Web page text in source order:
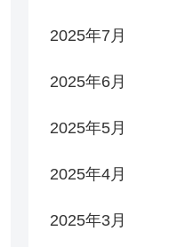
2025年7月
2025年6月
2025年5月
2025年4月
2025年3月